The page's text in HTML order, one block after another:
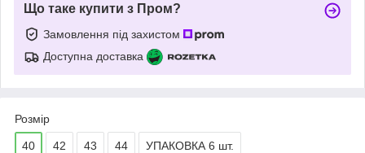
Що таке купити з Пром?
Замовлення під захистом
Доступна доставка
Розмір
40 42 43 44 УПАКОВКА 6 шт.